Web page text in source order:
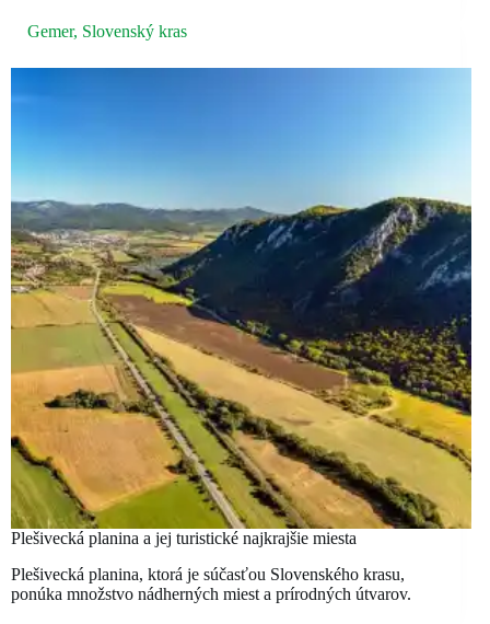
Gemer, Slovenský kras
Plešivecká planina a jej turistické najkrajšie miesta
Plešivecká planina, ktorá je súčasťou Slovenského krasu,
ponúka množstvo nádherných miest a prírodných útvarov.